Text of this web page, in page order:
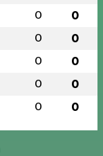
0 0
0 0
0 0
0 0
0 0